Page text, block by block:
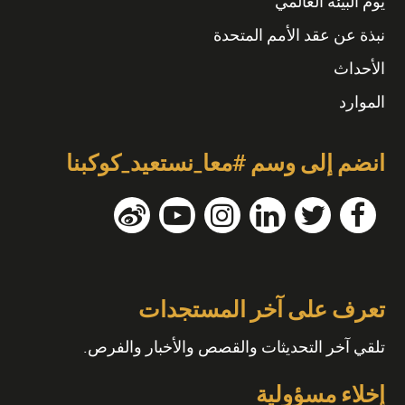
نبذة عن عقد الأمم المتحدة
الأحداث
الموارد
انضم إلى وسم #معا_نستعيد_كوكبنا
تعرف على آخر المستجدات
تلقي آخر التحديثات والقصص والأخبار والفرص.
إخلاء مسؤولية